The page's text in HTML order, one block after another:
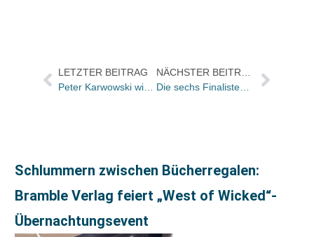
LETZTER BEITRAG
Peter Karwowski wird Deputy CEO der Klopotek Gruppe
Schlummern zwischen Bücherregalen:
Bramble Verlag feiert „West of Wicked“-
Übernachtungsevent